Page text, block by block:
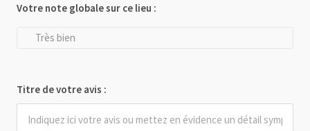
Votre note globale sur ce lieu :
Très bien
Titre de votre avis :